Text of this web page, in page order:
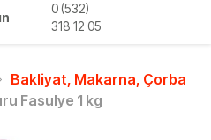
0 (532)
318 12 05
Bakliyat, Makarna, Çorba
Fasulye 1 kg